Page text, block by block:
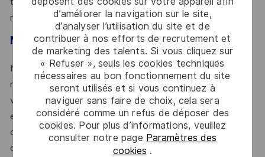
d’améliorer la navigation sur le site,
d’analyser l’utilisation du site et de
contribuer à nos efforts de recrutement et
de marketing des talents. Si vous cliquez sur
« Refuser », seuls les cookies techniques
nécessaires au bon fonctionnement du site
seront utilisés et si vous continuez à
naviguer sans faire de choix, cela sera
considéré comme un refus de déposer des
cookies. Pour plus d’informations, veuillez
consulter notre page Paramètres des
cookies .
métiers. Votre leadership est reconnu.
Mot de l’équipe
Notre équipe logiciel est intégrée dans une cellule projet
multi-métiers et dans un environnement technique riche et
varié. Notre force est notre adaptation entre nos
engagements opérationnels projet, la recherche constante
d’innovation dans nos produits et process, et la promotion
des idées et des chantiers d’amélioration continue. Notre